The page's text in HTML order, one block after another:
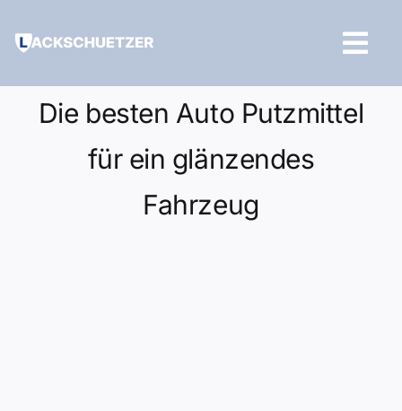
Inhalt
Die besten Auto Putzmittel
für ein glänzendes
Fahrzeug